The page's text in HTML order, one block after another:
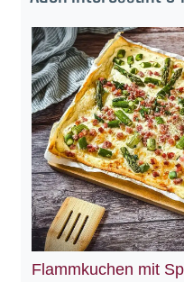
Flammkuchen mit